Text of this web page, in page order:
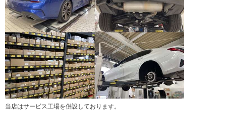
当店はサービス工場を併設しております。